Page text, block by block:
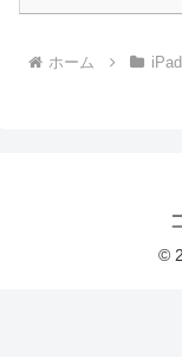
ホーム
©